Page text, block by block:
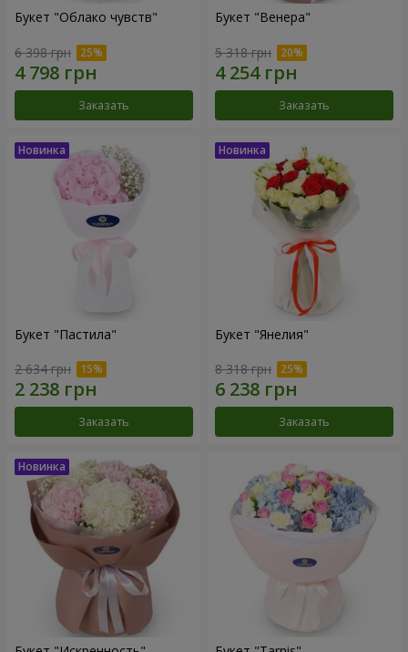
Букет "Облако чувств"
6 398 грн
Заказать
Букет "Венера"
5 318 грн
Заказать
Букет "Пастила"
2 634 грн
Заказать
Букет "Янелия"
8 318 грн
Заказать